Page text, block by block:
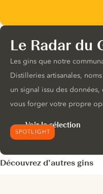
SPOTLIGHT
Le Radar du
Les gins que notre
Distilleries artisanales,
un signal issu des
vous forger votre propre
Voir la sélection
Découvrez d’autres gins